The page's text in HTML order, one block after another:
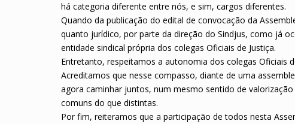
há categoria diferente entre nós, e sim, cargos diferentes.
Quando da publicação do edital de convocação da
quanto jurídico, por parte da direção do Sindjus, como já
entidade sindical própria dos colegas Oficiais de Justiça.
Entretanto, respeitamos a autonomia dos colegas Oficiais
Acreditamos que nesse compasso, diante de uma
agora caminhar juntos, num mesmo sentido de
comuns do que distintas.
Por fim, reiteramos que a participação de todos nesta